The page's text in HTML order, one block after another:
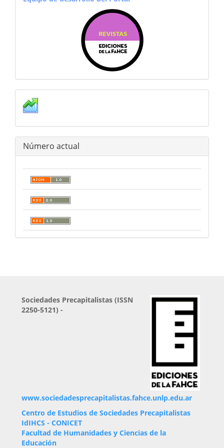
estadisticas
Número actual
Sociedades Precapitalistas (ISSN
2250-5121) -
www.sociedadesprecapitalistas.fahce.unlp.edu.ar
Centro de Estudios de Sociedades Precapitalistas
IdIHCS - CONICET
Facultad de Humanidades y Ciencias de la
Educación